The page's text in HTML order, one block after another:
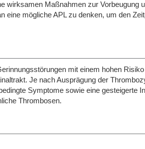
wirksamen Maßnahmen zur
eine mögliche APL zu denken, um den
mit einem hohen
Je nach Ausprägung der
Symptome sowie eine gesteigerte
Thrombosen.